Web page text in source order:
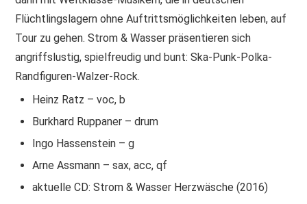
Flüchtlingslagern ohne Auftrittsmöglichkeiten leben, auf
Tour zu gehen. Strom & Wasser präsentieren sich
angriffslustig, spielfreudig und bunt: Ska-Punk-Polka-
Randfiguren-Walzer-Rock.
Heinz Ratz – voc, b
Burkhard Ruppaner – drum
Ingo Hassenstein – g
Arne Assmann – sax, acc, qf
aktuelle CD: Strom & Wasser Herzwäsche (2016)